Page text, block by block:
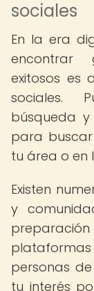
sociales
En la era
encontrar
exitosos es
sociales.
búsqueda
para
tu área o en
Existen
y
personas
tu interés